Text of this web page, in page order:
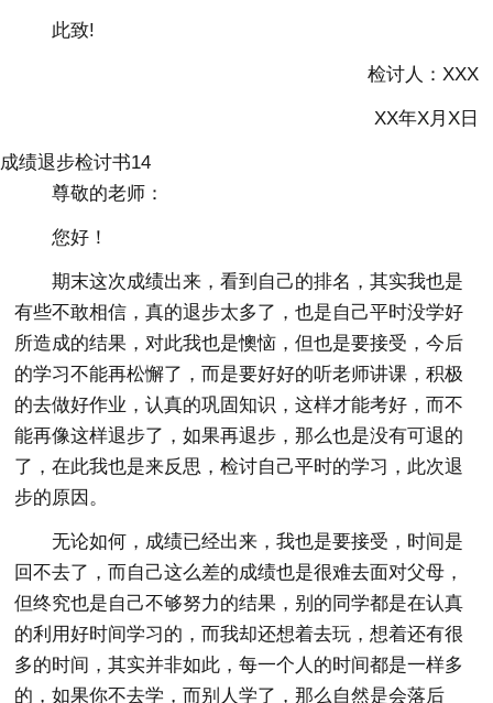
此致!
检讨人：XXX
XX年X月X日
成绩退步检讨书14
尊敬的老师：
您好！
期末这次成绩出来，看到自己的排名，其实我也是
有些不敢相信，真的退步太多了，也是自己平时没学好
所造成的结果，对此我也是懊恼，但也是要接受，今后
的学习不能再松懈了，而是要好好的听老师讲课，积极
的去做好作业，认真的巩固知识，这样才能考好，而不
能再像这样退步了，如果再退步，那么也是没有可退的
了，在此我也是来反思，检讨自己平时的学习，此次退
步的原因。
无论如何，成绩已经出来，我也是要接受，时间是
回不去了，而自己这么差的成绩也是很难去面对父母，
但终究也是自己不够努力的结果，别的同学都是在认真
的利用好时间学习的，而我却还想着去玩，想着还有很
多的时间，其实并非如此，每一个人的时间都是一样多
的，如果你不去学，而别人学了，那么自然是会落后